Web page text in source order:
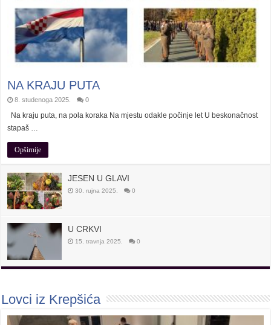
NA KRAJU PUTA
8. studenoga 2025. 0
Na kraju puta, na pola koraka Na mjestu odakle počinje let U beskonačnost
stapaš …
Opširnije
JESEN U GLAVI
30. rujna 2025. 0
U CRKVI
15. travnja 2025. 0
Lovci iz Krepšića